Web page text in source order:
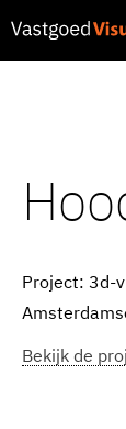
Project: 3d-
Bekijk de